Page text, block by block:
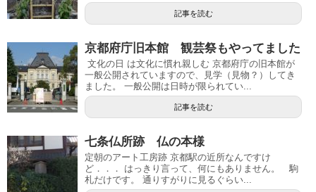
記事を読む
京都府庁旧本館 観芸祭もやってました
文化の日 は文化に慣れ親しむ 京都府庁の旧本館が
一般公開されていますので、見学（見物？）してき
ました。 一般公開は日時が限られてい...
記事を読む
七条仏所跡 仏の本様
定朝のアート工房跡 京都駅の近所なんですけ
ど．．． はっきり言って、何にもありません。 駒
札だけです。 通りすがりに見るぐらい...